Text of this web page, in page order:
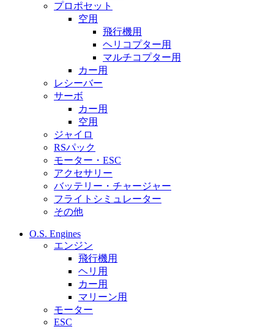
プロポセット
空用
飛行機用
ヘリコプター用
マルチコプター用
カー用
レシーバー
サーボ
カー用
空用
ジャイロ
RSパック
モーター・ESC
アクセサリー
バッテリー・チャージャー
フライトシミュレーター
その他
O.S. Engines
エンジン
飛行機用
ヘリ用
カー用
マリーン用
モーター
ESC